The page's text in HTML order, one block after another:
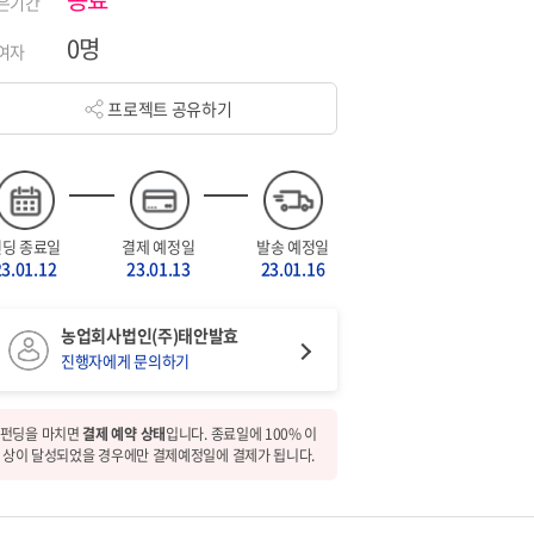
자 0명
프로젝트 공유하기
종료일 결제 예정일
23.01.13
발송 예정일
23.01.16
농업회사법인(주)태안발효
진행자에게 문의하기
펀딩을 마치면결제 예약 상태입니다. 종료일에 100% 이
상이 달성되었을 경우에만 결제예정일에 결제가 됩니다.